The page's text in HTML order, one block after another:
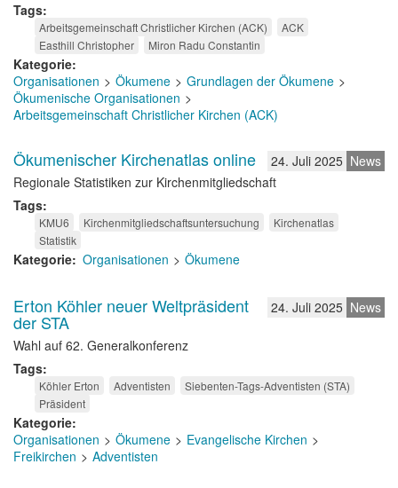
Tags
Arbeitsgemeinschaft Christlicher Kirchen (ACK)
ACK
Easthill Christopher
Miron Radu Constantin
Kategorie
Organisationen
Ökumene
Grundlagen der Ökumene
Ökumenische Organisationen
Arbeitsgemeinschaft Christlicher Kirchen (ACK)
News
24. Juli 2025
Ökumenischer Kirchenatlas online
Regionale Statistiken zur Kirchenmitgliedschaft
Tags
KMU6 Kirchenmitgliedschaftsuntersuchung
Kirchenatlas
Statistik
Kategorie Organisationen Ökumene
News
24. Juli 2025
Erton Köhler neuer Weltpräsident
der STA
Wahl auf 62. Generalkonferenz
Tags
Köhler Erton Adventisten
Siebenten-Tags-Adventisten (STA)
Präsident
Kategorie
Organisationen
Ökumene
Evangelische Kirchen
Freikirchen
Adventisten